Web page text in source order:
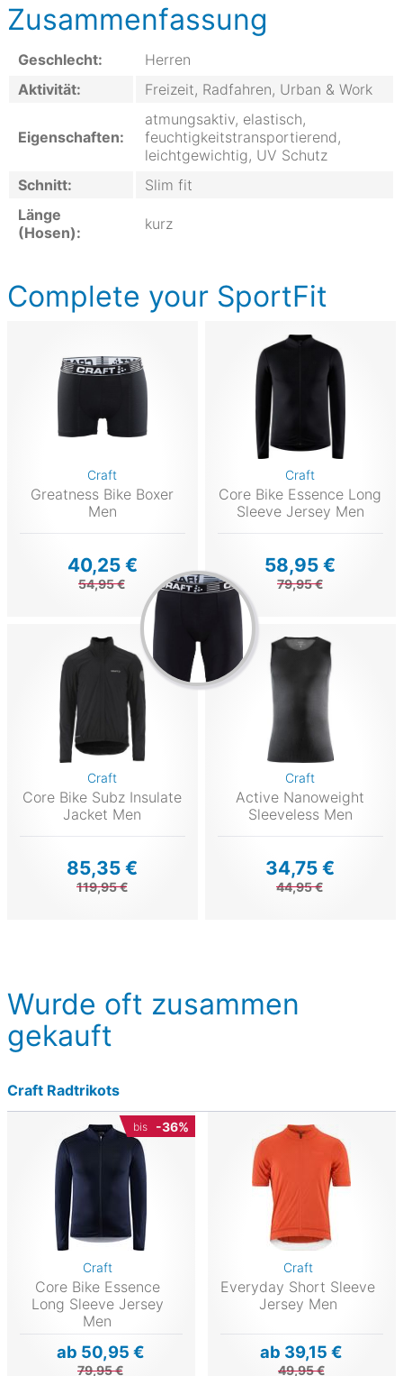
Zusammenfassung
Geschlecht:
Herren
Aktivität:
Freizeit, Radfahren, Urban & Work
Eigenschaften:
atmungsaktiv, elastisch,
feuchtigkeitstransportierend,
leichtgewichtig, UV Schutz
Schnitt:
Slim fit
Länge
(Hosen):
kurz
Complete your SportFit
Craft
Greatness Bike Boxer
Men
40,25 €
54,95 €
Craft
Core Bike Essence Long
Sleeve Jersey Men
58,95 €
79,95 €
Craft
Core Bike Subz Insulate
Jacket Men
85,35 €
119,95 €
Craft
Active Nanoweight
Sleeveless Men
34,75 €
44,95 €
Wurde oft zusammen
gekauft
Craft Radtrikots
bis -36%
Craft
Core Bike Essence
Long Sleeve Jersey
Men
ab 50,95 €
79,95 €
Craft
Everyday Short Sleeve
Jersey Men
ab 39,15 €
49,95 €